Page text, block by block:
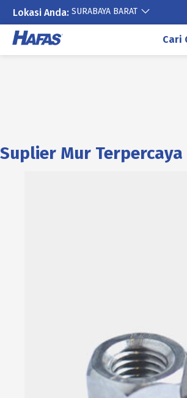
Lokasi Anda: SURABAYA BARAT
Lewati
Cari
Suplier Mur